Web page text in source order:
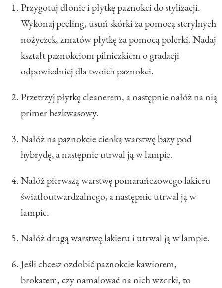
Przygotuj dłonie i płytkę paznokci do stylizacji.
Wykonaj peeling, usuń skórki za pomocą sterylnych
nożyczek, zmatów płytkę za pomocą polerki. Nadaj
kształt paznokciom pilniczkiem o gradacji
odpowiedniej dla twoich paznokci.
Przetrzyj płytkę cleanerem, a następnie nałóż na nią
primer bezkwasowy.
Nałóż na paznokcie cienką warstwę bazy pod
hybrydę, a następnie utrwal ją w lampie.
Nałóż pierwszą warstwę pomarańczowego lakieru
światłoutwardzalnego, a następnie utrwal ją w
lampie.
Nałóż drugą warstwę lakieru i utrwal ją w lampie.
Jeśli chcesz ozdobić paznokcie kawiorem,
brokatem, czy namalować na nich wzorki, to